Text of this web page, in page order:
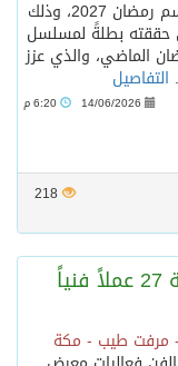
البطولة الدرامية لموسم رمضان 2027، وذلك
حققته بطلةً لمسلسل
الماضي، والذي عزز
التفاصيل
14/06/2026
218
اختتام معرض بهجة العيد2 بمشاركة 27 عملاً فنياً
- مرفت طيب - مكة